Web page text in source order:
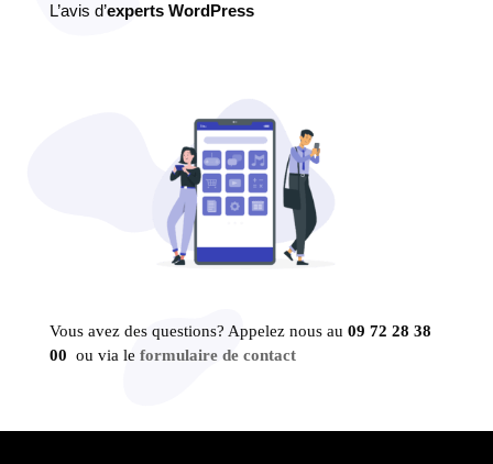
L’avis d’experts WordPress
Vous avez des questions? Appelez nous au 09 72 28 38
00 ou via le formulaire de contact